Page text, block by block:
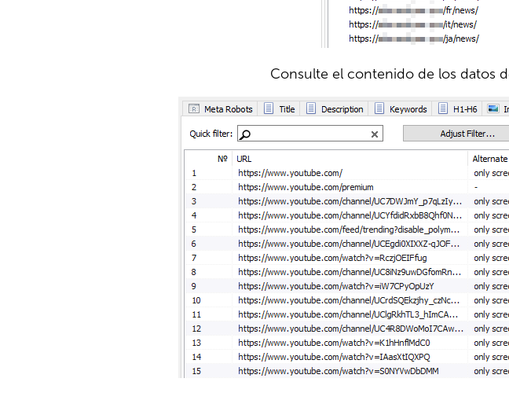
Consulte el contenido de los datos